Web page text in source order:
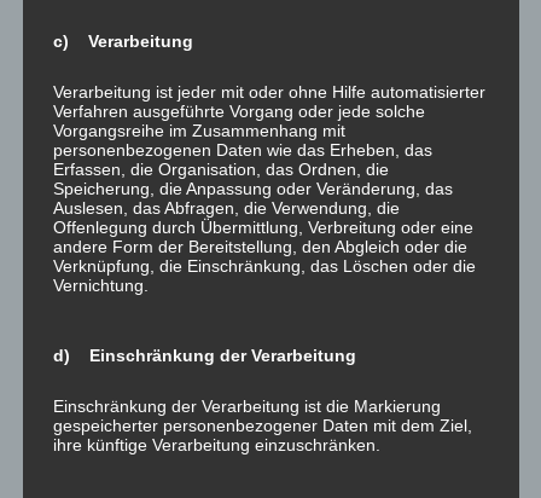
Zur Lösung eines Schimmelproblems wurde ich zu einer
hochwertigen Immobilie in Daun gerufen. Die Ursache war
schnell gefunden – die nötigen Arbeiten wurden zeitnah
ausgeführt. Wirtschaftlich und dennoch nachhaltig
konnten die geschädigten Räume instandgesetzt werden.
Sie uns eineeMail – wir informieren Sie gerne!
c) Verarbeitung
Verarbeitung ist jeder mit oder ohne Hilfe automatisierter
Verfahren ausgeführte Vorgang oder jede solche
Vorgangsreihe im Zusammenhang mit
personenbezogenen Daten wie das Erheben, das
Erfassen, die Organisation, das Ordnen, die
Speicherung, die Anpassung oder Veränderung, das
Auslesen, das Abfragen, die Verwendung, die
Offenlegung durch Übermittlung, Verbreitung oder eine
andere Form der Bereitstellung, den Abgleich oder die
Verknüpfung, die Einschränkung, das Löschen oder die
Vernichtung.
d) Einschränkung der Verarbeitung
Einschränkung der Verarbeitung ist die Markierung
gespeicherter personenbezogener Daten mit dem Ziel,
ihre künftige Verarbeitung einzuschränken.